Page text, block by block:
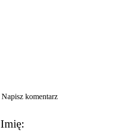
Napisz komentarz
Imię: